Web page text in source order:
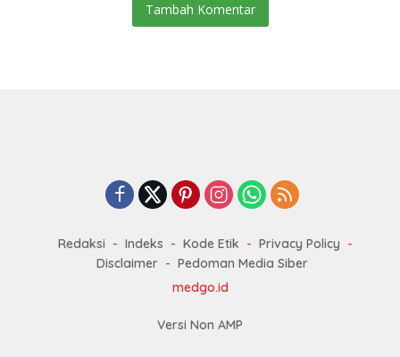
Tambah Komentar
Redaksi Indeks Kode Etik
Privacy Policy
Disclaimer
Pedoman Media Siber
medgo.id
Versi Non AMP